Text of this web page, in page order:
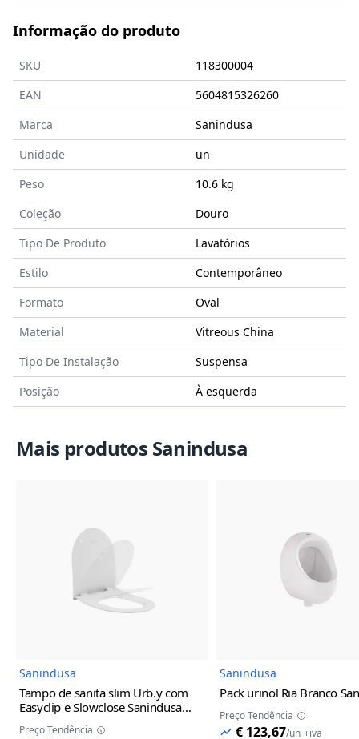
Informação do produto
SKU
118300004
EAN
5604815326260
Marca
Sanindusa
Unidade
un
Peso
10.6 kg
Coleção
Douro
Tipo De Produto
Lavatórios
Estilo
Contemporâneo
Formato
Oval
Material
Vitreous China
Tipo De Instalação
Suspensa
Posição
À esquerda
Mais produtos Sanindusa
Sanindusa
Tampo de sanita slim Urb.y com
Easyclip e Slowclose Sanindusa
Preço Tendência
Sanindusa
Pack urinol Ria Branco
Preço Tendência
€ 123,67/un +iva